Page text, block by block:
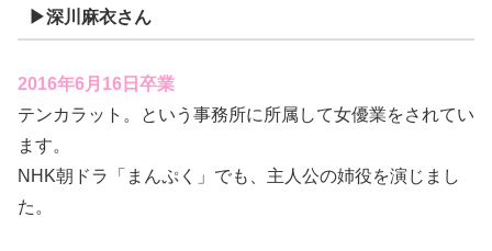
▶深川麻衣さん
2016年6月16日卒業
テンカラット。という事務所に所属して女優業をされてい
ます。
NHK朝ドラ「まんぷく」でも、主人公の姉役を演じまし
た。